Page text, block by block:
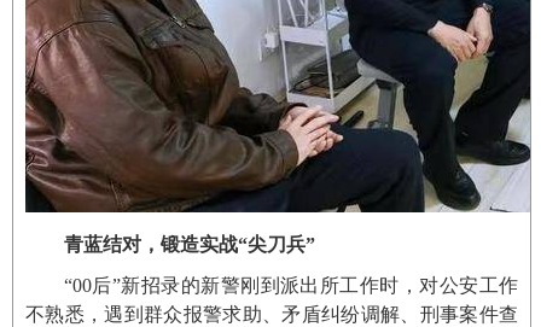
青蓝结对，锻造实战“尖刀兵”
“00后”新招录的新警刚到派出所工作时，对公安工作
不熟悉，遇到群众报警求助、矛盾纠纷调解、刑事案件查